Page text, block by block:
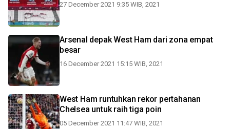
27 December 2021 9:35 WIB, 2021
Arsenal depak West Ham dari zona empat
besar
16 December 2021 15:15 WIB, 2021
West Ham runtuhkan rekor pertahanan
Chelsea untuk raih tiga poin
05 December 2021 11:47 WIB, 2021